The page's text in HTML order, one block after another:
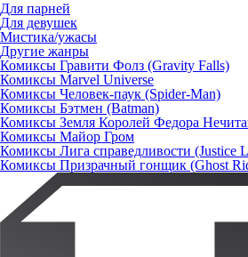
Для парней
Для девушек
Мистика/ужасы
Другие жанры
Комиксы Гравити Фолз (Gravity Falls)
Комиксы Marvel Universe
Комиксы Человек-паук (Spider-Man)
Комиксы Бэтмен (Batman)
Комиксы Земля Королей Федора
Комиксы Майор Гром
Комиксы Лига справедливости (Justice
Комиксы Призрачный гонщик (Ghost